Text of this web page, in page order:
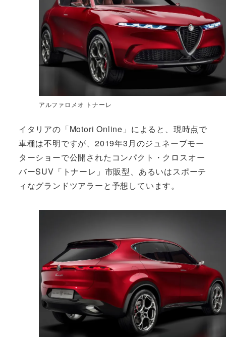
アルファロメオ トナーレ
イタリアの「Motori Online」によると、現時点で
車種は不明ですが、2019年3月のジュネーブモー
ターショーで公開されたコンパクト・クロスオー
バーSUV「トナーレ」市販型、あるいはスポーテ
ィなグランドツアラーと予想しています。